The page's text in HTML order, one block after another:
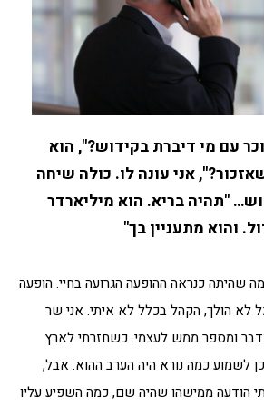
עם מי דיברת בקידוש?", הוא
אני עונה לו. כולה שיחה
"תהיה בריא. הוא מיליארדר
והוא מתעניין בך"
שהיתה כנראה ההופעה הגרועה בחיי. הופעה
הולך, הקהל בכלל לא איתי. אני שר
ומספר ממש לעצמי. כשחזרתי לארץ
לשמוע כמה נורא היה הערב ההוא. אבל,
הודעה ממישהו שהיה שם, כמה השפיע עליו